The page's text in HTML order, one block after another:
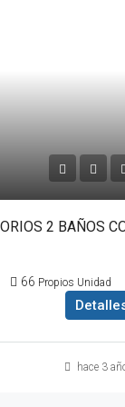
66 Propios Unidad
hace 3